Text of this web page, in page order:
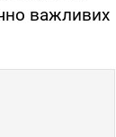
важливих